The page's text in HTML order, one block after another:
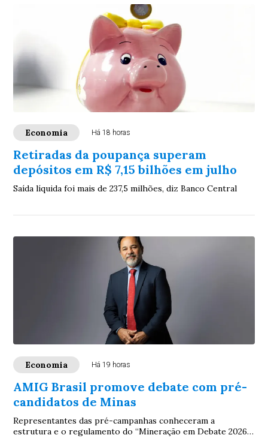
Economia Há 18 horas
Retiradas da poupança superam
depósitos em R$ 7,15 bilhões em julho
Saída líquida foi mais de 237,5 milhões, diz Banco Central
Economia Há 19 horas
AMIG Brasil promove debate com pré-
candidatos de Minas
Representantes das pré-campanhas conheceram a
estrutura e o regulamento do “Mineração em Debate 2026”,